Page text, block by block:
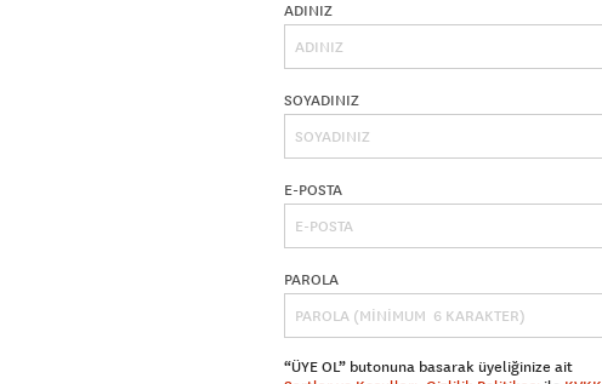
ADINIZ
SOYADINIZ
E-POSTA
PAROLA
“ÜYE OL” butonuna basarak üyeliğinize ait